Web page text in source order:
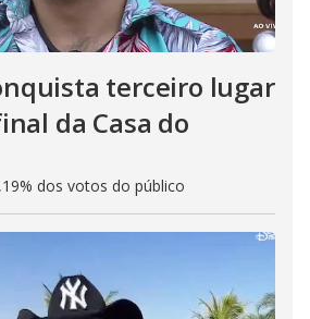
terceiro lugar
da Casa do
dos votos do público